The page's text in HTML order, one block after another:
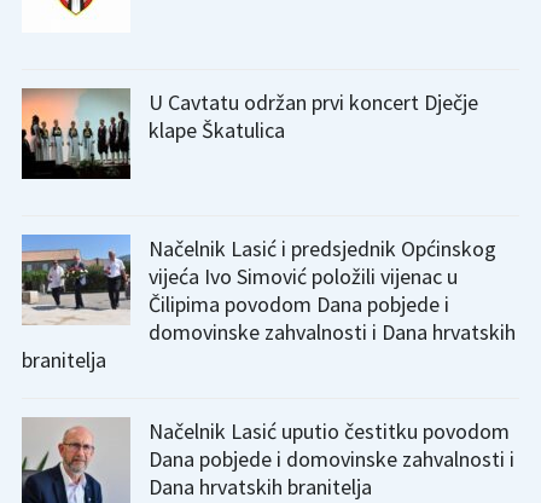
U Cavtatu održan prvi koncert Dječje
klape Škatulica
Načelnik Lasić i predsjednik Općinskog
vijeća Ivo Simović položili vijenac u
Čilipima povodom Dana pobjede i
domovinske zahvalnosti i Dana hrvatskih
branitelja
Načelnik Lasić uputio čestitku povodom
Dana pobjede i domovinske zahvalnosti i
Dana hrvatskih branitelja